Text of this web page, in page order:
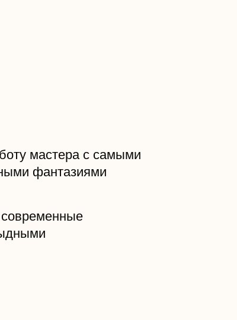
современные
мастера с самыми
фантазиями